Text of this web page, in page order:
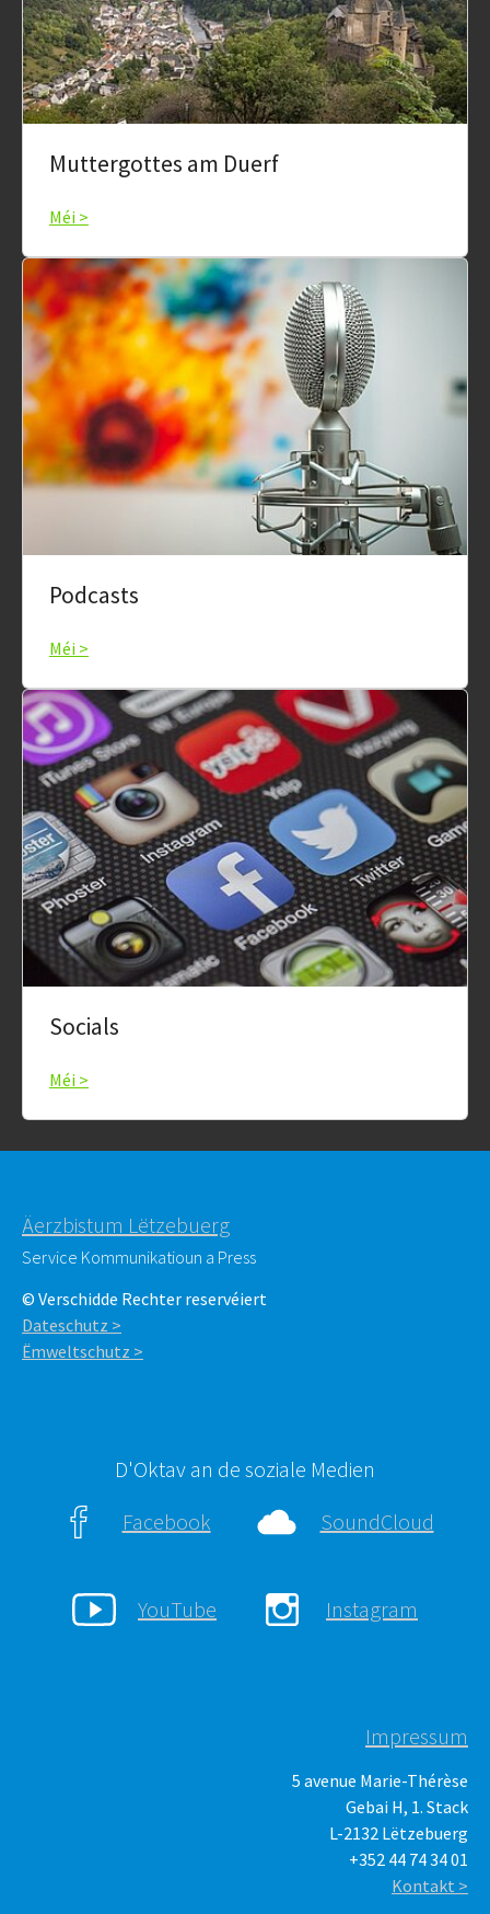
Muttergottes am Duerf
Méi >
Podcasts
Méi >
Socials
Méi >
Äerzbistum Lëtzebuerg
Service Kommunikatioun a Press
© Verschidde Rechter reservéiert
Dateschutz >
Ëmweltschutz >
D'Oktav an de soziale Medien
Facebook
SoundCloud
YouTube Instagram
Impressum
5 avenue Marie-Thérèse
Gebai H, 1. Stack
L-2132 Lëtzebuerg
+352 44 74 34 01
Kontakt >